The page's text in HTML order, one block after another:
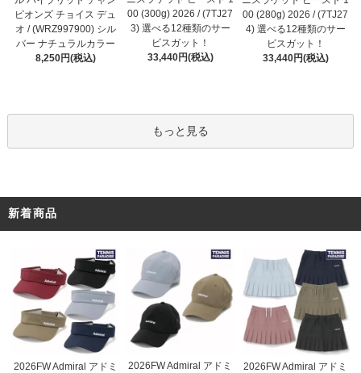
ピオンズ チョイス デュ
オ / (WRZ997900) シル
バー ナチュラルカラー
8,250円(税込)
00 (300g) 2026 / (7TJ27
3) 選べる12種類のサー
ビスガット！
33,440円(税込)
00 (280g) 2026 / (7TJ27
4) 選べる12種類のサー
ビスガット！
33,440円(税込)
もっと見る
新着商品
2026FW Admiral アドミ
2026FW Admiral アドミ
2026FW Admiral アドミ